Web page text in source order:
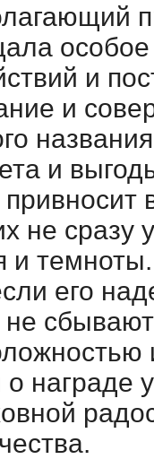
и
и
и
не сразу
и
его
награде